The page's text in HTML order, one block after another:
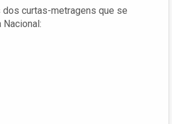
curtas-metragens que se